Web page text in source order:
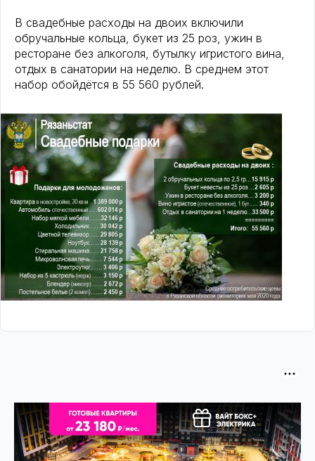
В свадебные расходы на двоих включили
обручальные кольца, букет из 25 роз, ужин в
ресторане без алкоголя, бутылку игристого вина,
отдых в санатории на неделю. В среднем этот
набор обойдётся в 55 560 рублей.